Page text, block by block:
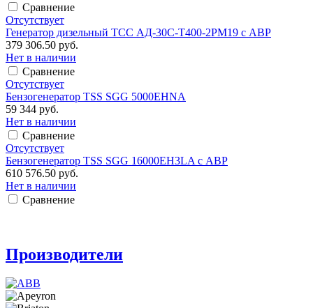
Сравнение
Отсутствует
Генератор дизельный ТСС АД-30С-Т400-2РМ19 с АВР
379 306.50 руб.
Нет в наличии
Сравнение
Отсутствует
Бензогенератор TSS SGG 5000EHNA
59 344 руб.
Нет в наличии
Сравнение
Отсутствует
Бензогенератор TSS SGG 16000EH3LA с АВР
610 576.50 руб.
Нет в наличии
Сравнение
Производители